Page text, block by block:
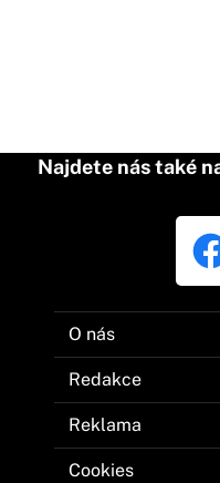
Najdete nás také
O nás
Redakce
Reklama
Cookies